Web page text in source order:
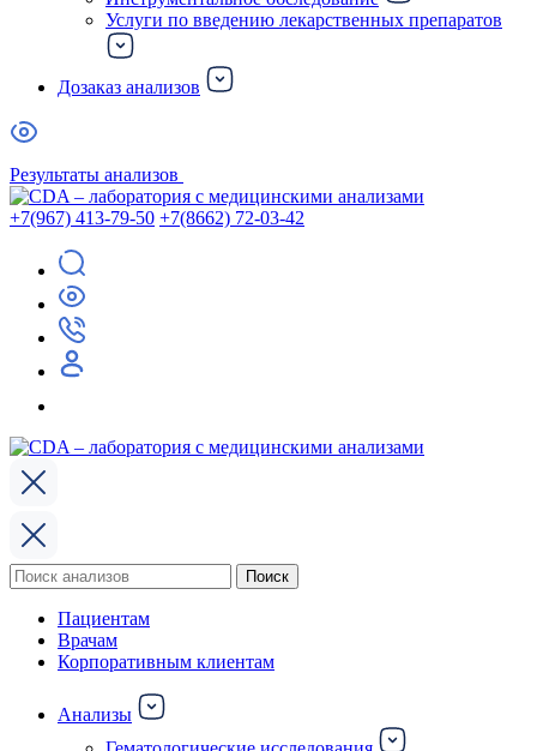
Услуги по введению лекарственных препаратов
Дозаказ анализов
Результаты анализов
+7(967) 413-79-50 +7(8662) 72-03-42
Поиск
по:
Поиск
Пациентам
Врачам
Корпоративным клиентам
Анализы